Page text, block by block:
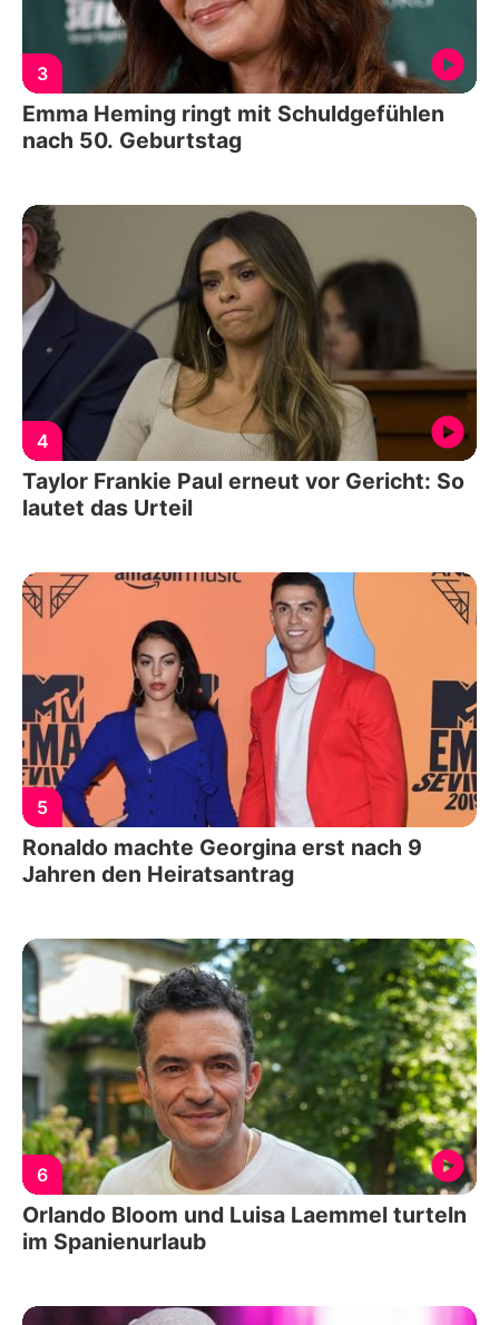
3
Emma Heming ringt mit Schuldgefühlen
nach 50. Geburtstag
4
Taylor Frankie Paul erneut vor Gericht: So
lautet das Urteil
5
Ronaldo machte Georgina erst nach 9
Jahren den Heiratsantrag
6
Orlando Bloom und Luisa Laemmel turteln
im Spanienurlaub